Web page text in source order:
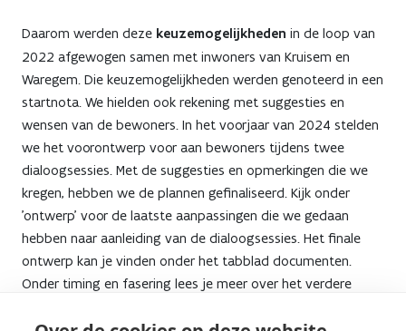
Daarom werden deze keuzemogelijkheden in de loop van
2022 afgewogen samen met inwoners van Kruisem en
Waregem. Die keuzemogelijkheden werden genoteerd in een
startnota. We hielden ook rekening met suggesties en
wensen van de bewoners. In het voorjaar van 2024 stelden
we het voorontwerp voor aan bewoners tijdens twee
dialoogsessies. Met de suggesties en opmerkingen die we
kregen, hebben we de plannen gefinaliseerd. Kijk onder
'ontwerp' voor de laatste aanpassingen die we gedaan
hebben naar aanleiding van de dialoogsessies. Het finale
ontwerp kan je vinden onder het tabblad documenten.
Onder timing en fasering lees je meer over het verdere